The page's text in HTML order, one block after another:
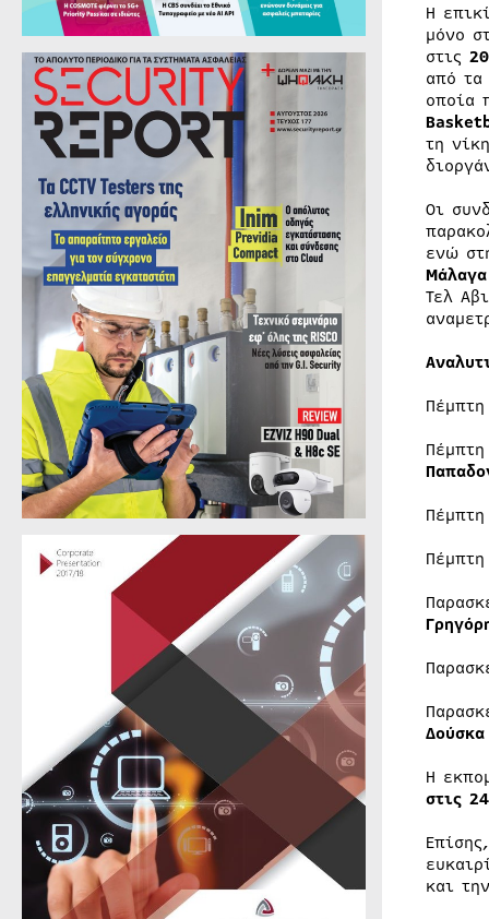
H
μόνο
στις
από τα
οποία
τη
Οι
ενώ
Μάλαγα
Τελ
Δούσκα
Η
στις
και